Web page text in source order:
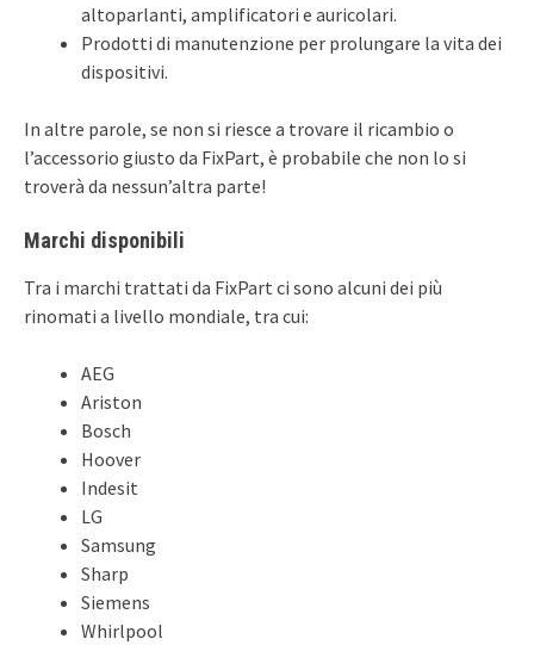
altoparlanti, amplificatori e auricolari.
Prodotti di manutenzione per prolungare la vita dei
dispositivi.
In altre parole, se non si riesce a trovare il ricambio o
l’accessorio giusto da FixPart, è probabile che non lo si
troverà da nessun’altra parte!
Marchi disponibili
Tra i marchi trattati da FixPart ci sono alcuni dei più
rinomati a livello mondiale, tra cui:
AEG
Ariston
Bosch
Hoover
Indesit
LG
Samsung
Sharp
Siemens
Whirlpool